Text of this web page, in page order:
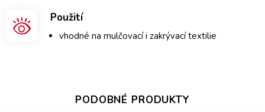
Použití
vhodné na mulčovací i zakrývací textilie
PODOBNÉ PRODUKTY